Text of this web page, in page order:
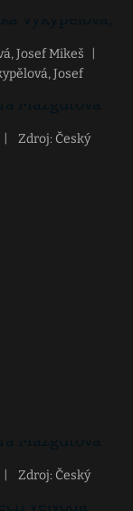
Josef Mikeš
Josef
Zdroj: Český
Zdroj: Český